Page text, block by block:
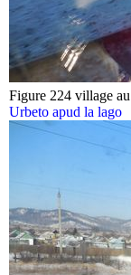
Figure 224 village
Urbeto apud la lago